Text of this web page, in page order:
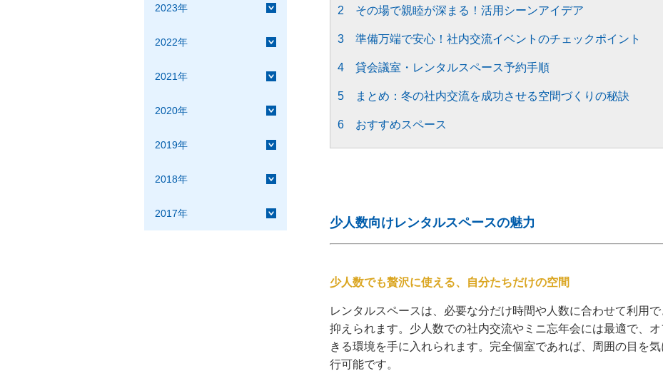
2023年
2022年
2021年
2020年
2019年
2018年
2017年
2 その場で親睦が深まる！活用シーンアイデア
3 準備万端で安心！社内交流イベントのチェックポイント
4 貸会議室・レンタルスペース予約手順
5 まとめ：冬の社内交流を成功させる空間づくりの秘訣
6 おすすめスペース
少人数向けレンタルスペースの魅力
少人数でも贅沢に使える、自分たちだけの空間
レンタルスペースは、必要な分だけ時間や人数に合わせて利用
抑えられます。少人数での社内交流やミニ忘年会には最適で、
きる環境を手に入れられます。完全個室であれば、周囲の目を
行可能です。